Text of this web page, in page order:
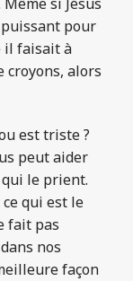
si Jésus
pour
il faisait à
croyons, alors
est triste ?
peut aider
le prient.
qui est le
fait pas
nos
façon